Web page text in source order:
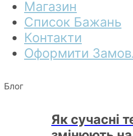
Магазин
Список Бажань
Контакти
Оформити
Блог
Як сучасні